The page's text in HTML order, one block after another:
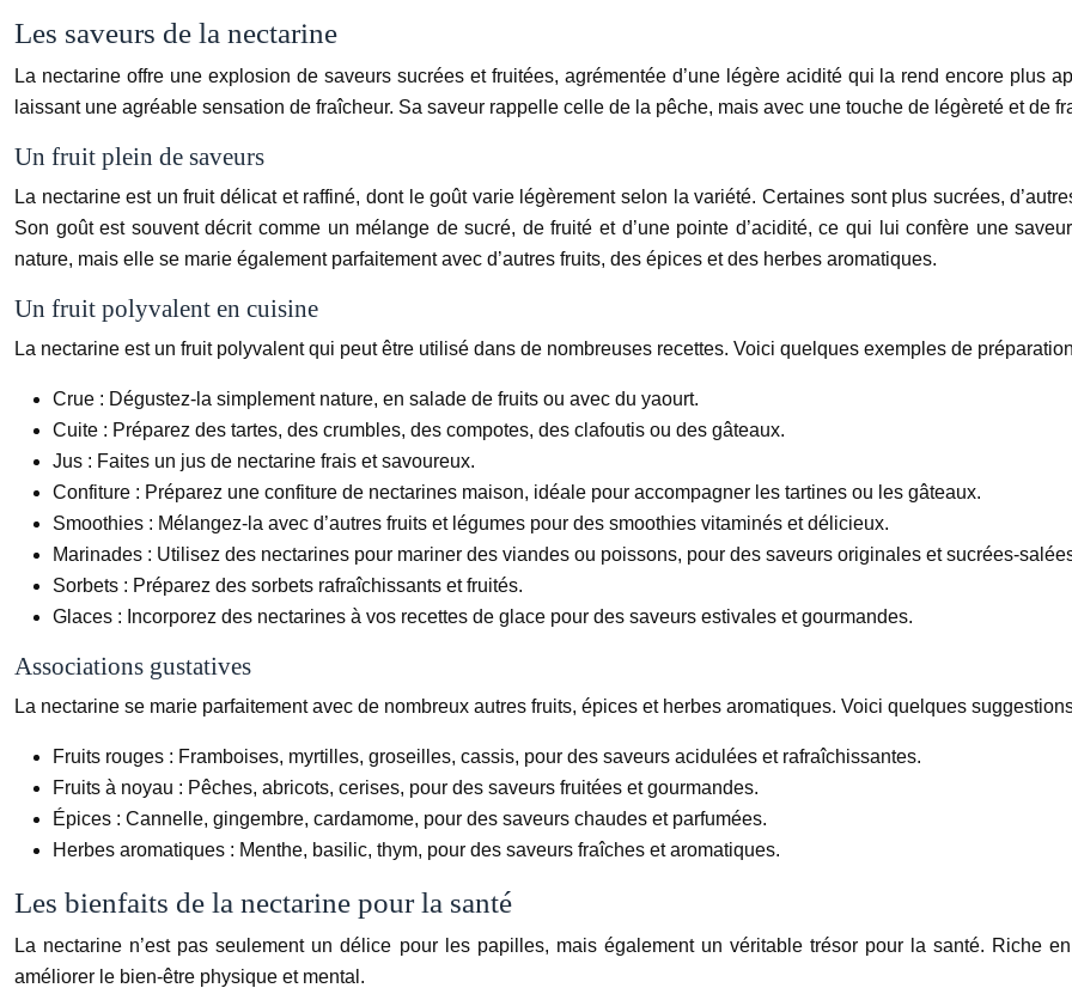
Les saveurs de la nectarine
La nectarine offre une explosion de saveurs sucrées et fruitées, agrémentée d’une légère acidité qui la rend encore plus
laissant une agréable sensation de fraîcheur. Sa saveur rappelle celle de la pêche, mais avec une touche de légèreté et de
Un fruit plein de saveurs
La nectarine est un fruit délicat et raffiné, dont le goût varie légèrement selon la variété. Certaines sont plus sucrées,
Son goût est souvent décrit comme un mélange de sucré, de fruité et d’une pointe d’acidité, ce qui lui confère une
nature, mais elle se marie également parfaitement avec d’autres fruits, des épices et des herbes aromatiques.
Un fruit polyvalent en cuisine
La nectarine est un fruit polyvalent qui peut être utilisé dans de nombreuses recettes. Voici quelques exemples de
Crue : Dégustez-la simplement nature, en salade de fruits ou avec du yaourt.
Cuite : Préparez des tartes, des crumbles, des compotes, des clafoutis ou des gâteaux.
Jus : Faites un jus de nectarine frais et savoureux.
Confiture : Préparez une confiture de nectarines maison, idéale pour accompagner les tartines ou les gâteaux.
Smoothies : Mélangez-la avec d’autres fruits et légumes pour des smoothies vitaminés et délicieux.
Marinades : Utilisez des nectarines pour mariner des viandes ou poissons, pour des saveurs originales et sucrées-
Sorbets : Préparez des sorbets rafraîchissants et fruités.
Glaces : Incorporez des nectarines à vos recettes de glace pour des saveurs estivales et gourmandes.
Associations gustatives
La nectarine se marie parfaitement avec de nombreux autres fruits, épices et herbes aromatiques. Voici quelques
Fruits rouges : Framboises, myrtilles, groseilles, cassis, pour des saveurs acidulées et rafraîchissantes.
Fruits à noyau : Pêches, abricots, cerises, pour des saveurs fruitées et gourmandes.
Épices : Cannelle, gingembre, cardamome, pour des saveurs chaudes et parfumées.
Herbes aromatiques : Menthe, basilic, thym, pour des saveurs fraîches et aromatiques.
Les bienfaits de la nectarine pour la santé
La nectarine n’est pas seulement un délice pour les papilles, mais également un véritable trésor pour la santé. Riche
améliorer le bien-être physique et mental.